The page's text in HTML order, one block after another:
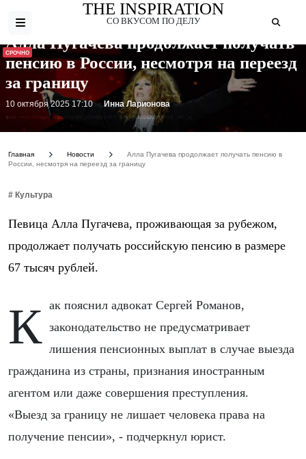
THE INSPIRATION
СО ВКУСОМ ПО ДЕЛУ
СРОЧНО
Фото: https://images.news.ru/photo/1910688a-007f-11ef-9098-02420a0000c9_780.jpg
Алла Пугачева продолжает получать
пенсию в России, несмотря на переезд
за границу
10 октября 2025 17:10 Инна Ларионова
Главная Новости
Алла Пугачева продолжает получать пенсию в
России, несмотря на переезд за границу
# Культура
Певица Алла Пугачева, проживающая за рубежом,
продолжает получать российскую пенсию в размере
67 тысяч рублей.
Как пояснил адвокат Сергей Романов, законодательство не предусматривает
лишения пенсионных выплат в случае выезда
гражданина из страны, признания иностранным
агентом или даже совершения преступления.
«Выезд за границу не лишает человека права на
получение пенсии», - подчеркнул юрист.